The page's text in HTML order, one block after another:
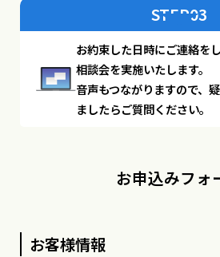
STEP03
お約束した日時にご連絡を
相談会を実施いたします。
音声もつながりますので、
ましたらご質問ください。
お申込みフォ
お客様情報